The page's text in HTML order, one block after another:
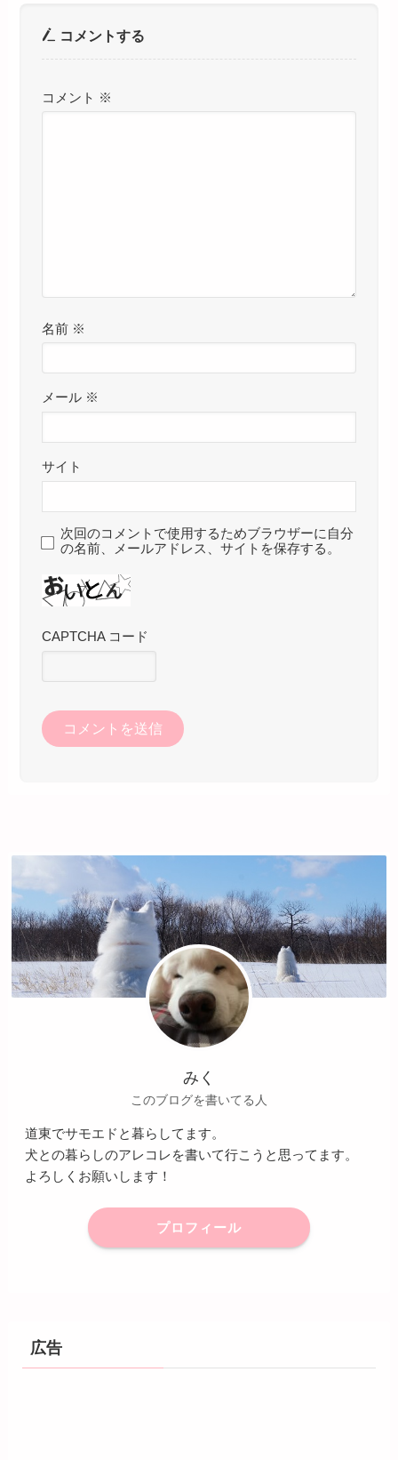
コメントする
コメント ※
名前 ※
メール ※
サイト
次回のコメントで使用するためブラウザーに自分
の名前、メールアドレス、サイトを保存する。
CAPTCHA コード
みく
このブログを書いてる人
道東でサモエドと暮らしてます。
犬との暮らしのアレコレを書いて行こうと思ってます。
よろしくお願いします！
プロフィール
広告